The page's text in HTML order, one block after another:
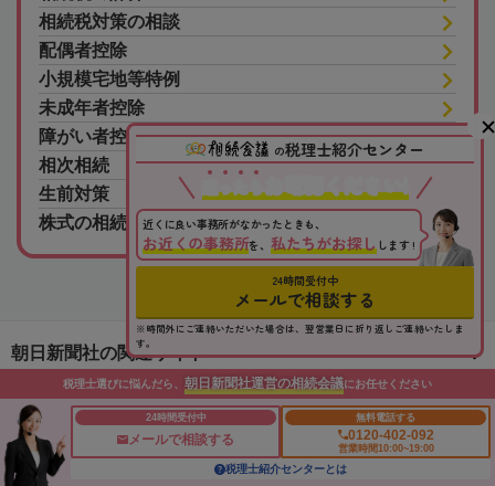
相続税対策の相談
配偶者控除
小規模宅地等特例
未成年者控除
障がい者控除
相次相続
生前対策
株式の相続税
税理士選びに悩んだら、 朝日新聞社運営の相続会議にお任せください
24時間受付中
メールで相談する
無料電話する
0120-402-092
営業時間10:00~19:00
税理士紹介センターとは
の税理士紹介センター
ったら
近くに良い事務所がなかったときも、
お近くの事務所を、 私たちがお探し します !
24時間受付中
メールで相談する
※時間外にご連絡いただいた場合は、翌営業日に折り返しご連絡いたしま
す。
朝日新聞社の関連サイト
このサイトについて サイトポリシー 相続会議利用規約
相続会議プライバシーポリシー 利用者情報の外部送信 プライバシーポータル
運営会社 お問い合わせ